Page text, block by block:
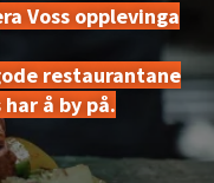
Voss opplevinga
restaurantane
å by på.